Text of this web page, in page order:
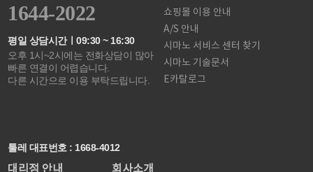
1644-2022
평일 상담시간ㅣ09:30 ~ 16:30
오후 1시~2시에는 전화상담이 많아
빠른 연결이 어렵습니다.
다른 시간으로 이용 부탁드립니다.
툴레 대표번호 : 1668-4012
쇼핑몰 이용 안내
A/S 안내
시마노 서비스 센터 찾기
시마노 기술문서
E카탈로그
대리점 안내 회사소개